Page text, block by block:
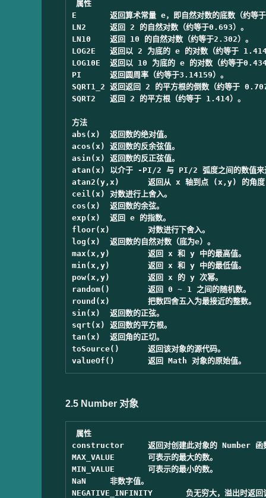
属性
E	返回算术常量 e，即自然对数的底数（约等于2.718）。
LN2	返回 2 的自然对数（约等于0.693）。
LN10	返回 10 的自然对数（约等于2.302）。
LOG2E	返回以 2 为底的 e 的对数（约等于 1.414）。
LOG10E	返回以 10 为底的 e 的对数（约等于0.434）。
PI	返回圆周率（约等于3.14159）。
SQRT1_2	返回返回 2 的平方根的倒数（约等于 0.707）。
SQRT2	返回 2 的平方根（约等于 1.414）。
方法
abs(x)	返回数的绝对值。
acos(x)	返回数的反余弦值。
asin(x)	返回数的反正弦值。
atan(x)	以介于 -PI/2 与 PI/2 弧度之间的数值来返回 x 的反正切值。
atan2(y,x)	返回从 x 轴到点 (x,y) 的角度（介于 -PI/2 与 PI/2 弧度之间）。
ceil(x)	对数进行上舍入。
cos(x)	返回数的余弦。
exp(x)	返回 e 的指数。
floor(x)	对数进行下舍入。
log(x)	返回数的自然对数（底为e）。
max(x,y)	返回 x 和 y 中的最高值。
min(x,y)	返回 x 和 y 中的最低值。
pow(x,y)	返回 x 的 y 次幂。
random()	返回 0 ~ 1 之间的随机数。
round(x)	把数四舍五入为最接近的整数。
sin(x)	返回数的正弦。
sqrt(x)	返回数的平方根。
tan(x)	返回角的正切。
toSource()	返回该对象的源代码。
2.5 Number 对象
属性
constructor	返回对创建此对象的 Number 函数的引用。
MAX_VALUE	可表示的最大的数。
MIN_VALUE	可表示的最小的数。
NaN	非数字值。
NEGATIVE_INFINITY	负无穷大，溢出时返回该值。